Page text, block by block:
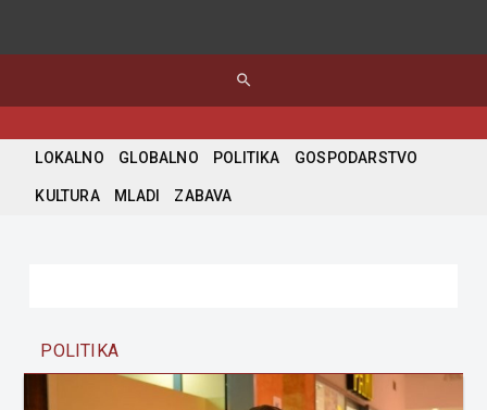
search
LOKALNO GLOBALNO POLITIKA GOSPODARSTVO
KULTURA MLADI ZABAVA
POLITIKA